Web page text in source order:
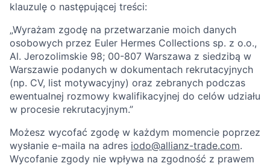
klauzulę o następującej treści:
„Wyrażam zgodę na przetwarzanie moich danych
osobowych przez Euler Hermes Collections sp. z o.o.,
Al. Jerozolimskie 98; 00-807 Warszawa z siedzibą w
Warszawie podanych w dokumentach rekrutacyjnych
(np. CV, list motywacyjny) oraz zebranych podczas
ewentualnej rozmowy kwalifikacyjnej do celów udziału
w procesie rekrutacyjnym.”
Możesz wycofać zgodę w każdym momencie poprzez
wysłanie e-maila na adres iodo@allianz-trade.com.
Wycofanie zgody nie wpływa na zgodność z prawem